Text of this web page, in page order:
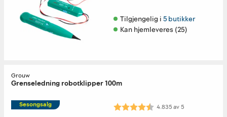
Tilgjengelig i 5 butikker
Kan hjemleveres (25)
Grouw
Grenseledning robotklipper 100m
Sesongsalg Karakter: 4.8 av 5 mulige
4.835av5